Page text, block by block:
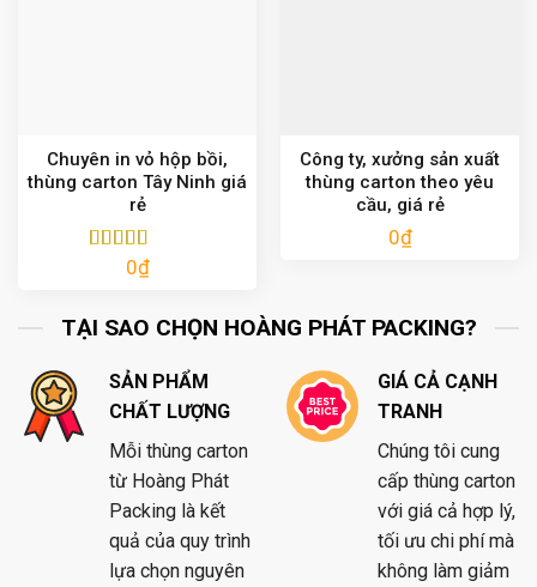
Chuyên in vỏ hộp bồi,
thùng carton Tây Ninh giá
rẻ
Được xếp
0₫
Công ty, xưởng sản xuất
thùng carton theo yêu
cầu, giá rẻ
0₫
TẠI SAO CHỌN HOÀNG PHÁT PACKING?
SẢN PHẨM
CHẤT LƯỢNG
Mỗi thùng carton
từ Hoàng Phát
Packing là kết
quả của quy trình
lựa chọn nguyên
GIÁ CẢ CẠNH
TRANH
Chúng tôi cung
cấp thùng carton
với giá cả hợp lý,
tối ưu chi phí mà
không làm giảm